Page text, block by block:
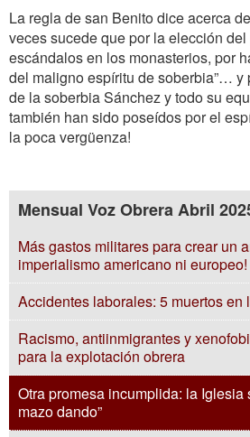
La regla de san Benito dice acerca
veces sucede que por la elección
escándalos en los monasterios, por
del maligno espíritu de soberbia”… y
de la soberbia Sánchez y todo su
también han sido poseídos por el
la poca vergüenza!
Mensual Voz Obrera Abril
Más gastos militares para crear un
imperialismo americano ni europeo!
Accidentes laborales: 5 muertos en
Racismo, antiinmigrantes y
para la explotación obrera
Otra promesa incumplida: la
mazo dando”